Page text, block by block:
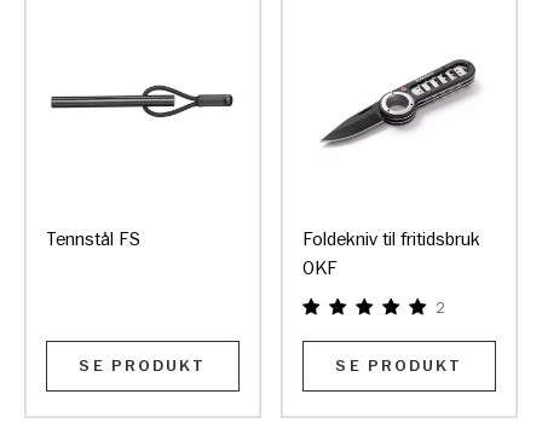
Tennstål FS
SE PRODUKT
Foldekniv til fritidsbruk
OKF
2
SE PRODUKT